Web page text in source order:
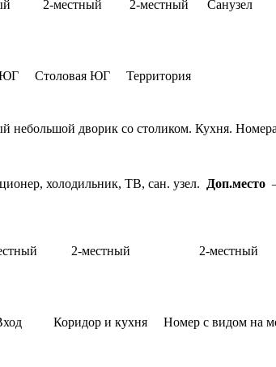
2-местный 2-местный Санузел
ЮГ Столовая ЮГ Территория
небольшой дворик со столиком. Кухня.
холодильник, ТВ, сан. узел. Доп.место
2-местный 2-местный
Коридор и кухня Номер с видом на